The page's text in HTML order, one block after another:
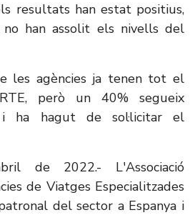
resultats han estat positius,
no han assolit els nivells del
les agències ja tenen tot el
però un 40% segueix
i ha hagut de sol·licitar el
de 2022.- L'Associació
de Viatges Especialitzades
del sector a Espanya i